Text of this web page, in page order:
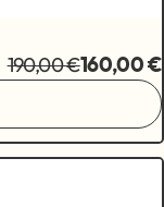
190,00 €160,00 €